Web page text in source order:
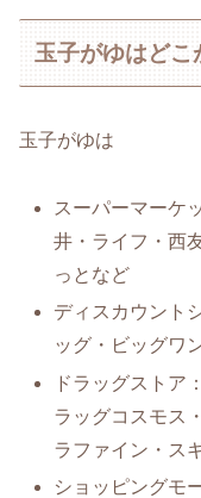
玉子がゆはどこ
玉子がゆは
スーパーマーケ
井・ライフ・西
っとなど
ディスカウント
ッグ・ビッグワ
ドラッグストア
ラッグコスモス
ラファイン・ス
ショッピングモ